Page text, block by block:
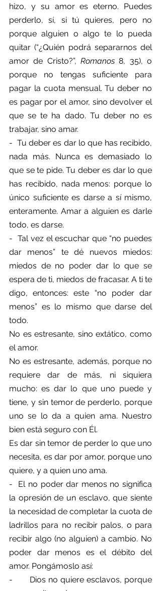
hizo, y su amor es eterno. Puedes
perderlo, sí, si tú quieres, pero no
porque alguien o algo te lo pueda
quitar (“¿Quién podrá separarnos del
amor de Cristo?”, Romanos 8, 35), o
porque no tengas suficiente para
pagar la cuota mensual. Tu deber no
es pagar por el amor, sino devolver el
que se te ha dado. Tu deber no es
trabajar, sino amar.
-  Tu deber es dar lo que has recibido,
nada más. Nunca es demasiado lo
que se te pide. Tu deber es dar lo que
has recibido, nada menos: porque lo
único suficiente es darse a sí mismo,
enteramente. Amar a alguien es darle
todo, es darse.
-  Tal vez el escuchar que “no puedes
dar menos” te dé nuevos miedos:
miedos de no poder dar lo que se
espera de ti, miedos de fracasar. A ti te
digo, entonces: este “no poder dar
menos” es lo mismo que darse del
todo.
No es estresante, sino extático, como
el amor.
No es estresante, además, porque no
requiere dar de más, ni siquiera
mucho: es dar lo que uno puede y
tiene, y sin temor de perderlo, porque
uno se lo da a quien ama. Nuestro
bien está seguro con Él.
Es dar sin temor de perder lo que uno
necesita, es dar por amor, porque uno
quiere, y a quien uno ama.
-  El no poder dar menos no significa
la opresión de un esclavo, que siente
la necesidad de completar la cuota de
ladrillos para no recibir palos, o para
recibir algo (no alguien) a cambio. No
poder dar menos es el débito del
amor. Pongámoslo así:
-       Dios no quiere esclavos, porque